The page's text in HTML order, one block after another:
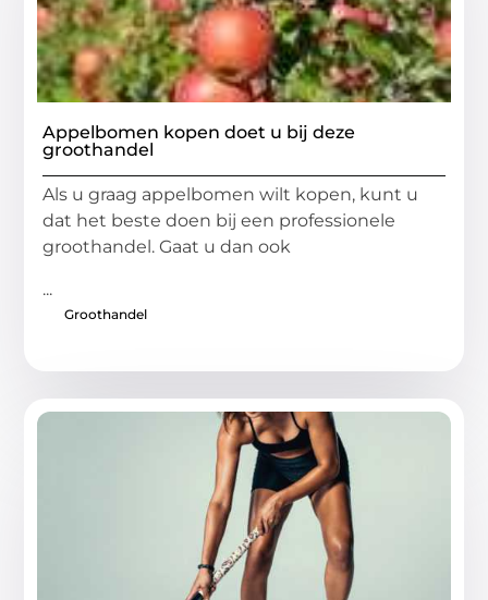
Appelbomen kopen doet u bij deze
groothandel
Als u graag appelbomen wilt kopen, kunt u
dat het beste doen bij een professionele
groothandel. Gaat u dan ook
...
Groothandel